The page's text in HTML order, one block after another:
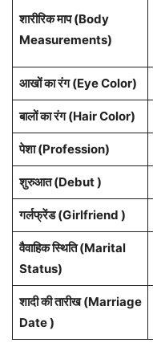
शारीरिक माप (Body
Measurements)
आखों का रंग (Eye Color)
बालों का रंग (Hair Color)
पेशा (Profession)
शुरुआत (Debut )
गर्लफ्रेंड (Girlfriend )
वैवाहिक स्थिति (Marital
Status)
शादी की तारीख (Marriage
Date )